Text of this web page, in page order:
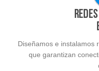
Diseñamos e instalamos
que garantizan